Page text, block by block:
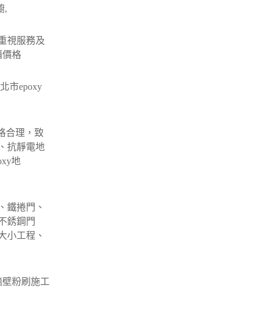
,
視服務及
價格
市epoxy
合理，致
抗靜電地
地
鐵捲門、
銹鋼門
小工程、
粉刷施工